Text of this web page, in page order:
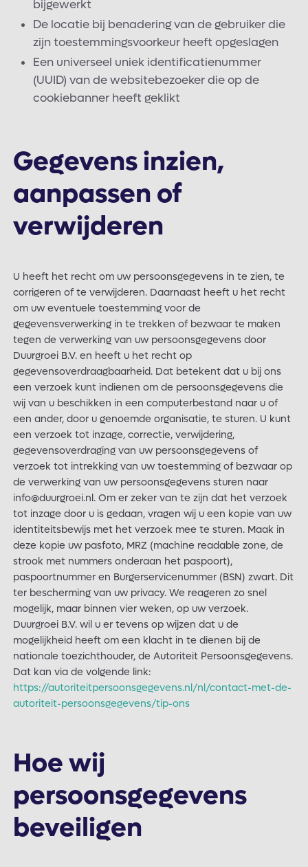
bijgewerkt
De locatie bij benadering van de gebruiker die
zijn toestemmingsvoorkeur heeft opgeslagen
Een universeel uniek identificatienummer
(UUID) van de websitebezoeker die op de
cookiebanner heeft geklikt
Gegevens inzien,
aanpassen of
verwijderen
U heeft het recht om uw persoonsgegevens in te zien, te
corrigeren of te verwijderen. Daarnaast heeft u het recht
om uw eventuele toestemming voor de
gegevensverwerking in te trekken of bezwaar te maken
tegen de verwerking van uw persoonsgegevens door
Duurgroei B.V. en heeft u het recht op
gegevensoverdraagbaarheid. Dat betekent dat u bij ons
een verzoek kunt indienen om de persoonsgegevens die
wij van u beschikken in een computerbestand naar u of
een ander, door u genoemde organisatie, te sturen. U kunt
een verzoek tot inzage, correctie, verwijdering,
gegevensoverdraging van uw persoonsgegevens of
verzoek tot intrekking van uw toestemming of bezwaar op
de verwerking van uw persoonsgegevens sturen naar
info@duurgroei.nl. Om er zeker van te zijn dat het verzoek
tot inzage door u is gedaan, vragen wij u een kopie van uw
identiteitsbewijs met het verzoek mee te sturen. Maak in
deze kopie uw pasfoto, MRZ (machine readable zone, de
strook met nummers onderaan het paspoort),
paspoortnummer en Burgerservicenummer (BSN) zwart. Dit
ter bescherming van uw privacy. We reageren zo snel
mogelijk, maar binnen vier weken, op uw verzoek.
Duurgroei B.V. wil u er tevens op wijzen dat u de
mogelijkheid heeft om een klacht in te dienen bij de
nationale toezichthouder, de Autoriteit Persoonsgegevens.
Dat kan via de volgende link:
https://autoriteitpersoonsgegevens.nl/nl/contact-met-de-
autoriteit-persoonsgegevens/tip-ons
Hoe wij
persoonsgegevens
beveiligen